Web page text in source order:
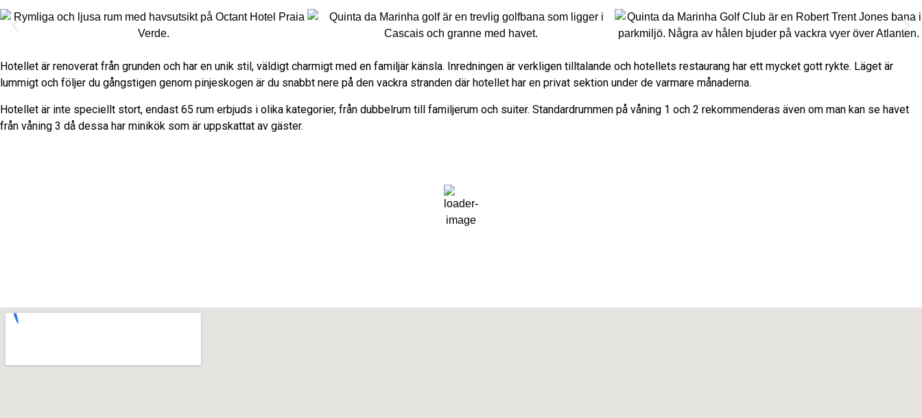
Hotellet är renoverat från grunden och har en unik stil, väldigt charmigt med en familjär känsla. Inredningen är verkligen tilltalande och hotellets restaurang har ett mycket gott rykte. Läget är
lummigt och följer du gångstigen genom pinjeskogen är du snabbt nere på den vackra stranden där hotellet har en privat sektion under de varmare månaderna.
Hotellet är inte speciellt stort, endast 65 rum erbjuds i olika kategorier, från dubbelrum till familjerum och suiter. Standardrummen på våning 1 och 2 rekommenderas även om man kan se havet
från våning 3 då dessa har minikök som är uppskattat av gäster.